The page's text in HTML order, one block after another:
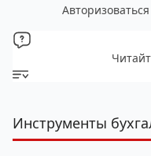
Авторизоваться
Инструменты